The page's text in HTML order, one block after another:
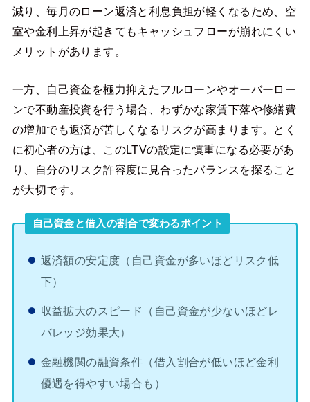
減り、毎月のローン返済と利息負担が軽くなるため、空
室や金利上昇が起きてもキャッシュフローが崩れにくい
メリットがあります。
一方、自己資金を極力抑えたフルローンやオーバーロー
ンで不動産投資を行う場合、わずかな家賃下落や修繕費
の増加でも返済が苦しくなるリスクが高まります。とく
に初心者の方は、このLTVの設定に慎重になる必要があ
り、自分のリスク許容度に見合ったバランスを探ること
が大切です。
自己資金と借入の割合で変わるポイント
返済額の安定度（自己資金が多いほどリスク低
下）
収益拡大のスピード（自己資金が少ないほどレ
バレッジ効果大）
金融機関の融資条件（借入割合が低いほど金利
優遇を得やすい場合も）